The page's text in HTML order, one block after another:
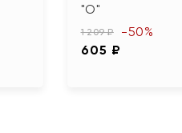
"О"
1 209 ₽
605 ₽
-50%